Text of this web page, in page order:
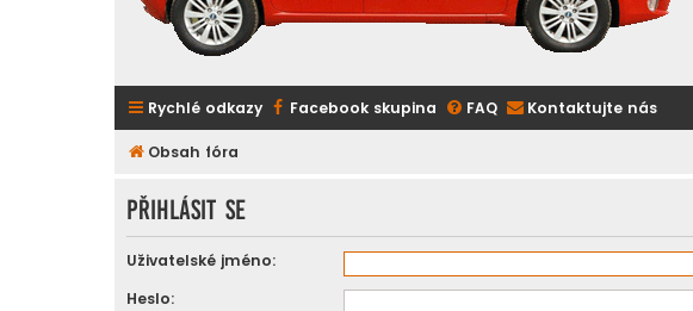
Rychlé odkazy Facebook skupina FAQ Kontaktujte nás
Obsah fóra
Přihlásit se
Uživatelské jméno:
Heslo: